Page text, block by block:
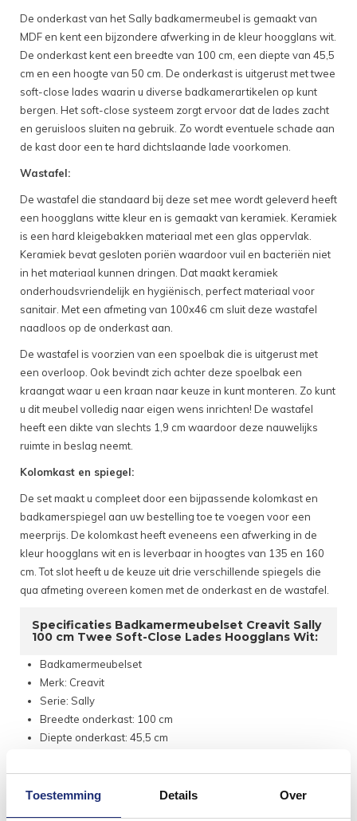
Toestemming Details Over
De onderkast van het Sally badkamermeubel is gemaakt van
MDF en kent een bijzondere afwerking in de kleur hoogglans wit.
De onderkast kent een breedte van 100 cm, een diepte van 45,5
cm en een hoogte van 50 cm. De onderkast is uitgerust met twee
soft-close lades waarin u diverse badkamerartikelen op kunt
bergen. Het soft-close systeem zorgt ervoor dat de lades zacht
en geruisloos sluiten na gebruik. Zo wordt eventuele schade aan
de kast door een te hard dichtslaande lade voorkomen.
Wastafel:
De wastafel die standaard bij deze set mee wordt geleverd heeft
een hoogglans witte kleur en is gemaakt van keramiek. Keramiek
is een hard kleigebakken materiaal met een glas oppervlak.
Keramiek bevat gesloten poriën waardoor vuil en bacteriën niet
in het materiaal kunnen dringen. Dat maakt keramiek
onderhoudsvriendelijk en hygiënisch, perfect materiaal voor
sanitair. Met een afmeting van 100x46 cm sluit deze wastafel
naadloos op de onderkast aan.
De wastafel is voorzien van een spoelbak die is uitgerust met
een overloop. Ook bevindt zich achter deze spoelbak een
kraangat waar u een kraan naar keuze in kunt monteren. Zo kunt
u dit meubel volledig naar eigen wens inrichten! De wastafel
heeft een dikte van slechts 1,9 cm waardoor deze nauwelijks
ruimte in beslag neemt.
Kolomkast en spiegel:
De set maakt u compleet door een bijpassende kolomkast en
badkamerspiegel aan uw bestelling toe te voegen voor een
meerprijs. De kolomkast heeft eveneens een afwerking in de
kleur hoogglans wit en is leverbaar in hoogtes van 135 en 160
cm. Tot slot heeft u de keuze uit drie verschillende spiegels die
qua afmeting overeen komen met de onderkast en de wastafel.
Specificaties Badkamermeubelset Creavit Sally
100 cm Twee Soft-Close Lades Hoogglans Wit:
Badkamermeubelset
Merk: Creavit
Serie: Sally
Breedte onderkast: 100 cm
Diepte onderkast: 45,5 cm
Materiaal: MDF
Kleur: hoogglans wit